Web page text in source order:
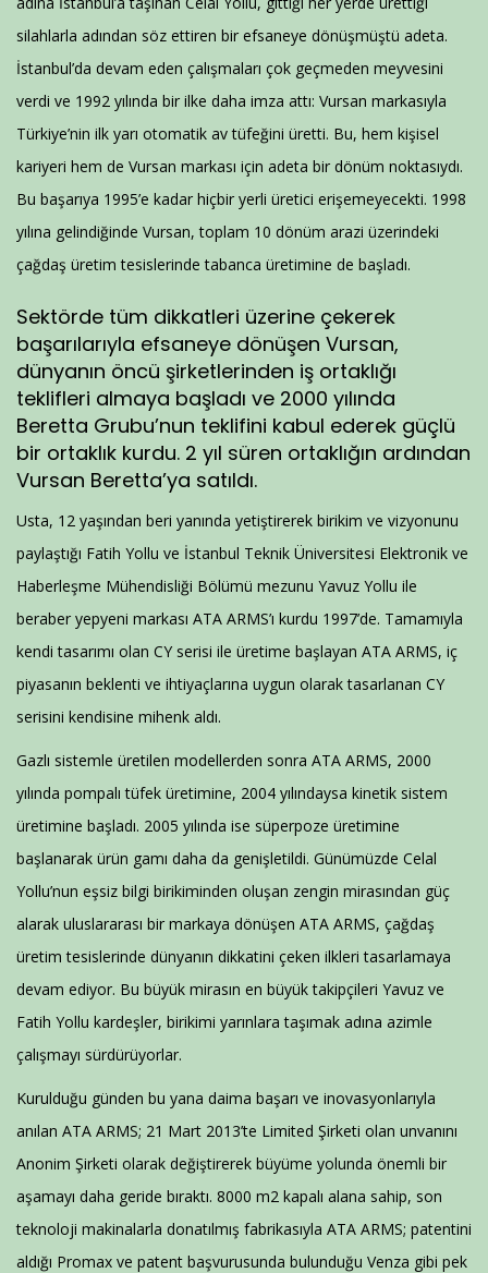
silahlarla adından söz ettiren bir efsaneye dönüşmüştü adeta.
İstanbul’da devam eden çalışmaları çok geçmeden meyvesini
verdi ve 1992 yılında bir ilke daha imza attı: Vursan markasıyla
Türkiye’nin ilk yarı otomatik av tüfeğini üretti. Bu, hem kişisel
kariyeri hem de Vursan markası için adeta bir dönüm noktasıydı.
Bu başarıya 1995’e kadar hiçbir yerli üretici erişemeyecekti. 1998
yılına gelindiğinde Vursan, toplam 10 dönüm arazi üzerindeki
çağdaş üretim tesislerinde tabanca üretimine de başladı.
Sektörde tüm dikkatleri üzerine çekerek
başarılarıyla efsaneye dönüşen Vursan,
dünyanın öncü şirketlerinden iş ortaklığı
teklifleri almaya başladı ve 2000 yılında
Beretta Grubu’nun teklifini kabul ederek güçlü
bir ortaklık kurdu. 2 yıl süren ortaklığın ardından
Vursan Beretta’ya satıldı.
Usta, 12 yaşından beri yanında yetiştirerek birikim ve vizyonunu
paylaştığı Fatih Yollu ve İstanbul Teknik Üniversitesi Elektronik ve
Haberleşme Mühendisliği Bölümü mezunu Yavuz Yollu ile
beraber yepyeni markası ATA ARMS’ı kurdu 1997’de. Tamamıyla
kendi tasarımı olan CY serisi ile üretime başlayan ATA ARMS, iç
piyasanın beklenti ve ihtiyaçlarına uygun olarak tasarlanan CY
serisini kendisine mihenk aldı.
Gazlı sistemle üretilen modellerden sonra ATA ARMS, 2000
yılında pompalı tüfek üretimine, 2004 yılındaysa kinetik sistem
üretimine başladı. 2005 yılında ise süperpoze üretimine
başlanarak ürün gamı daha da genişletildi. Günümüzde Celal
Yollu’nun eşsiz bilgi birikiminden oluşan zengin mirasından güç
alarak uluslararası bir markaya dönüşen ATA ARMS, çağdaş
üretim tesislerinde dünyanın dikkatini çeken ilkleri tasarlamaya
devam ediyor. Bu büyük mirasın en büyük takipçileri Yavuz ve
Fatih Yollu kardeşler, birikimi yarınlara taşımak adına azimle
çalışmayı sürdürüyorlar.
Kurulduğu günden bu yana daima başarı ve inovasyonlarıyla
anılan ATA ARMS; 21 Mart 2013’te Limited Şirketi olan unvanını
Anonim Şirketi olarak değiştirerek büyüme yolunda önemli bir
aşamayı daha geride bıraktı. 8000 m2 kapalı alana sahip, son
teknoloji makinalarla donatılmış fabrikasıyla ATA ARMS; patentini
aldığı Promax ve patent başvurusunda bulunduğu Venza gibi pek